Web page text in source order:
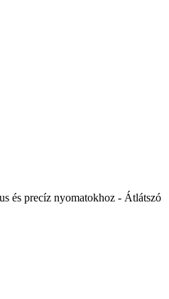
és precíz nyomatokhoz - Átlátszó